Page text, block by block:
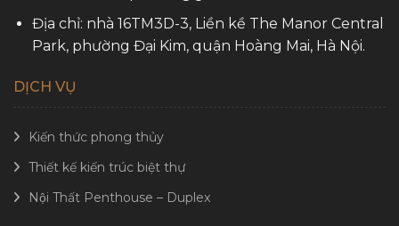
Địa chỉ: nhà 16TM3D-3, Liền kề The Manor Central
Park, phường Đại Kim, quận Hoàng Mai, Hà Nội.
DỊCH VỤ
Kiến thức phong thủy
Thiết kế kiến trúc biệt thự
Nội Thất Penthouse – Duplex